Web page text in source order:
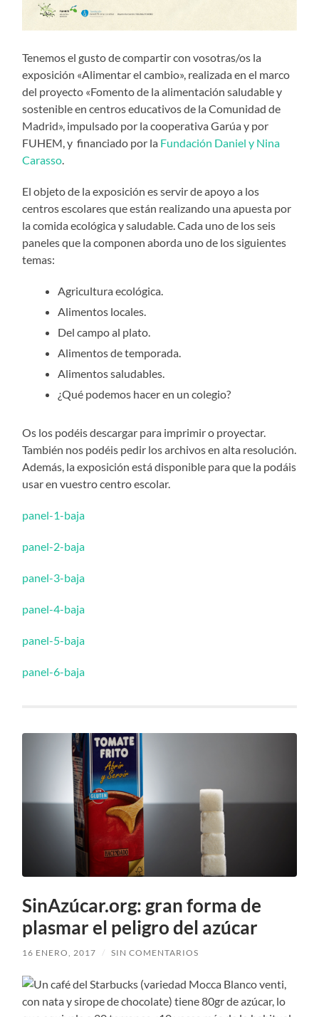
Tenemos el gusto de compartir con vosotras/os la
exposición «Alimentar el cambio», realizada en el marco
del proyecto «Fomento de la alimentación saludable y
sostenible en centros educativos de la Comunidad de
Madrid», impulsado por la cooperativa Garúa y por
FUHEM, y financiado por la Fundación Daniel y Nina
Carasso.
El objeto de la exposición es servir de apoyo a los
centros escolares que están realizando una apuesta por
la comida ecológica y saludable. Cada uno de los seis
paneles que la componen aborda uno de los siguientes
temas:
Agricultura ecológica.
Alimentos locales.
Del campo al plato.
Alimentos de temporada.
Alimentos saludables.
¿Qué podemos hacer en un colegio?
Os los podéis descargar para imprimir o proyectar.
También nos podéis pedir los archivos en alta resolución.
Además, la exposición está disponible para que la podáis
usar en vuestro centro escolar.
panel-1-baja
panel-2-baja
panel-3-baja
panel-4-baja
panel-5-baja
panel-6-baja
SinAzúcar.org: gran forma de
plasmar el peligro del azúcar
16 ENERO, 2017 / SIN COMENTARIOS